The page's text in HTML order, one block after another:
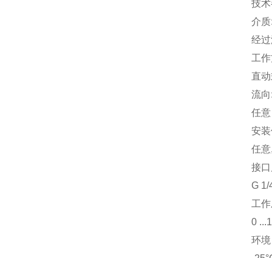
技
介
经
工
直
流
任意
安
任
接
G 1/
工
0
环